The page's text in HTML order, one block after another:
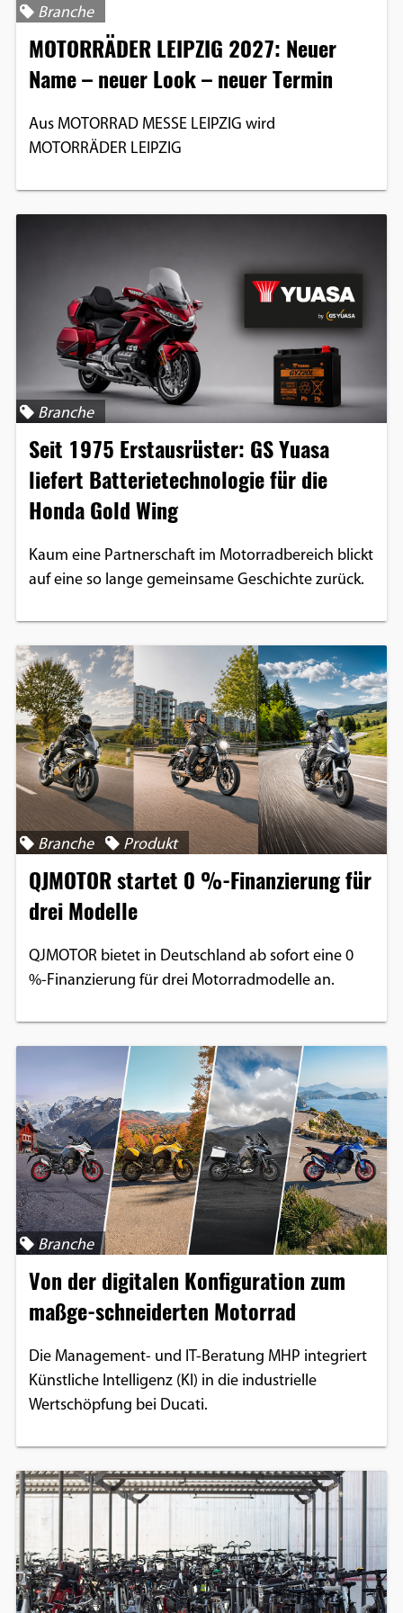
Branche
MOTORRÄDER LEIPZIG 2027: Neuer
Name – neuer Look – neuer Termin
Aus MOTORRAD MESSE LEIPZIG wird
MOTORRÄDER LEIPZIG
Branche
Seit 1975 Erstausrüster: GS Yuasa
liefert Batterietechnologie für die
Honda Gold Wing
Kaum eine Partnerschaft im Motorradbereich blickt
auf eine so lange gemeinsame Geschichte zurück.
Branche Produkt
QJMOTOR startet 0 %-Finanzierung für
drei Modelle
QJMOTOR bietet in Deutschland ab sofort eine 0
%-Finanzierung für drei Motorradmodelle an.
Branche
Von der digitalen Konfiguration zum
maßge-schneiderten Motorrad
Die Management- und IT-Beratung MHP integriert
Künstliche Intelligenz (KI) in die industrielle
Wertschöpfung bei Ducati.
Einverständnis-Optionen des Benutzers
Cookie Laufzeit:
1 Jahr
Um Inhalte von Videoplattformen und
Social Media Plattformen anzeigen zu
YouTube
Vimeo
Anbieter:
Google